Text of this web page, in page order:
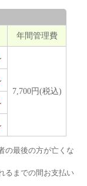
年間管理費
7,700円(税込)
の最後の方が亡くな
るまでの間お支払い